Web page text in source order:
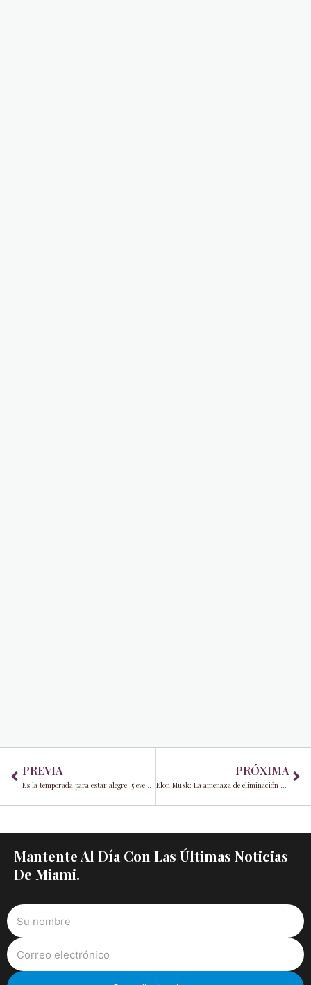
PREVIA
Es la temporada para estar alegre: 5 eventos navideños en Miami
PRÓXIMA
Elon Musk: La amenaza de eliminación de Twitter en 2022 por Apple fue un malentendido
Mantente Al Día Con Las Últimas Noticias
De Miami.